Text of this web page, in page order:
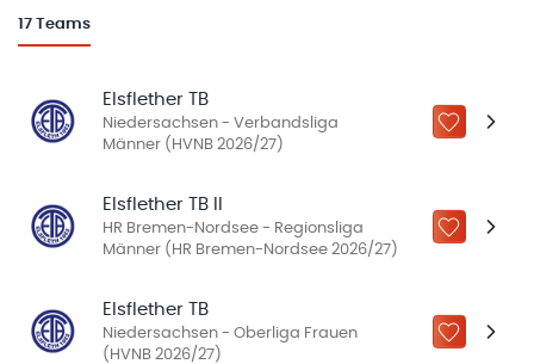
17 Teams
Elsflether TB
Niedersachsen - Verbandsliga
Männer (HVNB 2026/27)
ZU „MEINE
Elsflether TB II
HR Bremen-Nordsee - Regionsliga
Männer (HR Bremen-Nordsee 2026/27)
ZU „MEINE
Elsflether TB
Niedersachsen - Oberliga Frauen
(HVNB 2026/27)
ZU „MEINE